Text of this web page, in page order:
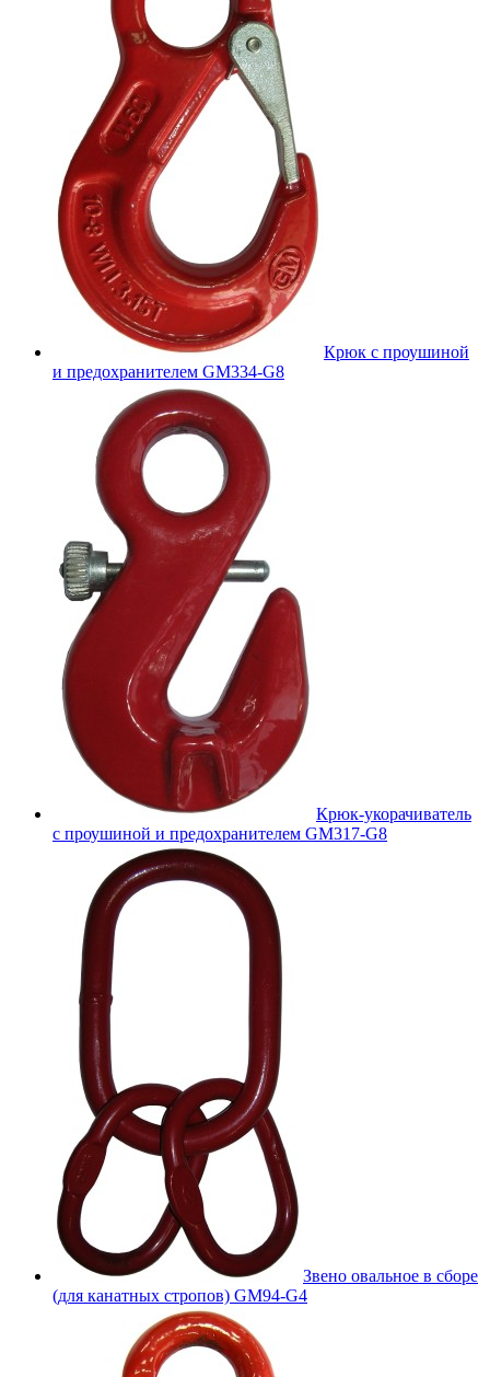
Крюк с проушиной
и предохранителем GM334-G8
Крюк-укорачиватель
с проушиной и предохранителем GM317-G8
Звено овальное в сборе
(для канатных стропов) GM94-G4